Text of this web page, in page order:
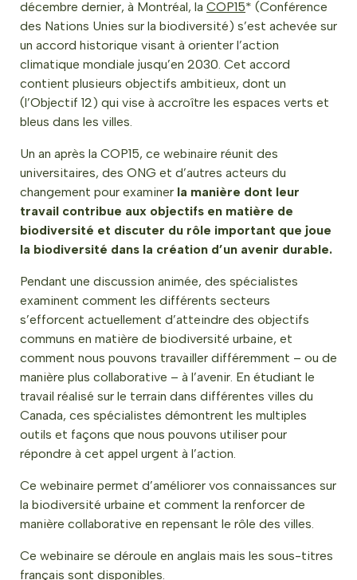
décembre dernier, à Montréal, la COP15* (Conférence
des Nations Unies sur la biodiversité) s’est achevée sur
un accord historique visant à orienter l’action
climatique mondiale jusqu’en 2030. Cet accord
contient plusieurs objectifs ambitieux, dont un
(l’Objectif 12) qui vise à accroître les espaces verts et
bleus dans les villes.
Un an après la COP15, ce webinaire réunit des
universitaires, des ONG et d’autres acteurs du
changement pour examiner la manière dont leur
travail contribue aux objectifs en matière de
biodiversité et discuter du rôle important que joue
la biodiversité dans la création d’un avenir durable.
Pendant une discussion animée, des spécialistes
examinent comment les différents secteurs
s’efforcent actuellement d’atteindre des objectifs
communs en matière de biodiversité urbaine, et
comment nous pouvons travailler différemment – ou de
manière plus collaborative – à l’avenir. En étudiant le
travail réalisé sur le terrain dans différentes villes du
Canada, ces spécialistes démontrent les multiples
outils et façons que nous pouvons utiliser pour
répondre à cet appel urgent à l’action.
Ce webinaire permet d’améliorer vos connaissances sur
la biodiversité urbaine et comment la renforcer de
manière collaborative en repensant le rôle des villes.
Ce webinaire se déroule en anglais mais les sous-titres
français sont disponibles.